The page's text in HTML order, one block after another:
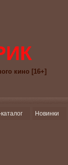
кино [16+]
Новинки